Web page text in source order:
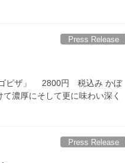
Press Release
ゴピザ」 2800円 税込み かぼ
濃厚にそして更に味わい深く
Press Release